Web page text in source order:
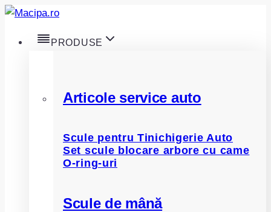
Skip
content
PRODUSE
Articole service auto
Scule pentru Tinichigerie Auto
Set scule blocare arbore cu came
O-ring-uri
Scule de mână